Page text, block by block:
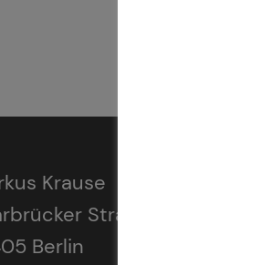
Krause
Straße 29
Berlin